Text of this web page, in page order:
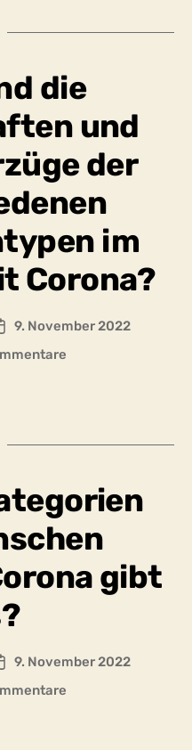
Ausbreitung
des
Coronavirus
zu
vermindern?
die
und
der
im
Corona?
9. November 2022
zu
der
verschiedenen
Menschentypen
im
Umgang
mit
gibt
9. November 2022
zu